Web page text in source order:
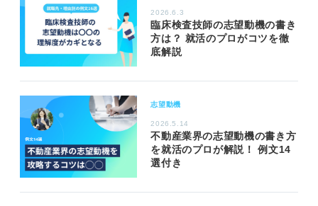
2026.6.3
臨床検査技師の志望動機の書き
方は？ 就活のプロがコツを徹
底解説
志望動機
2026.5.14
不動産業界の志望動機の書き方
を就活のプロが解説！ 例文14
選付き